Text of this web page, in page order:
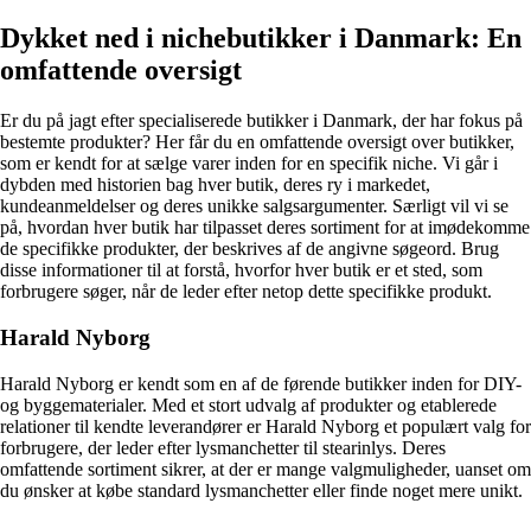
Dykket ned i nichebutikker i Danmark: En
omfattende oversigt
Er du på jagt efter specialiserede butikker i Danmark, der har fokus på
bestemte produkter? Her får du en omfattende oversigt over butikker,
som er kendt for at sælge varer inden for en specifik niche. Vi går i
dybden med historien bag hver butik, deres ry i markedet,
kundeanmeldelser og deres unikke salgsargumenter. Særligt vil vi se
på, hvordan hver butik har tilpasset deres sortiment for at imødekomme
de specifikke produkter, der beskrives af de angivne søgeord. Brug
disse informationer til at forstå, hvorfor hver butik er et sted, som
forbrugere søger, når de leder efter netop dette specifikke produkt.
Harald Nyborg
Harald Nyborg er kendt som en af de førende butikker inden for DIY-
og byggematerialer. Med et stort udvalg af produkter og etablerede
relationer til kendte leverandører er Harald Nyborg et populært valg for
forbrugere, der leder efter lysmanchetter til stearinlys. Deres
omfattende sortiment sikrer, at der er mange valgmuligheder, uanset om
du ønsker at købe standard lysmanchetter eller finde noget mere unikt.